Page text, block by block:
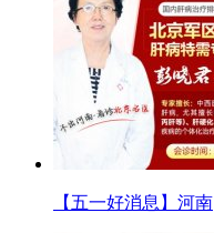
【五一好消息】河南